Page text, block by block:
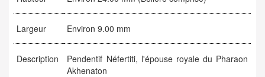
Largeur Environ 9.00 mm
Description
Pendentif Néfertiti, l'épouse royale du Pharaon
Akhenaton